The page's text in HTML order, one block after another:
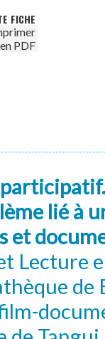
FICHE
PDF
lié à
et
Lecture
de